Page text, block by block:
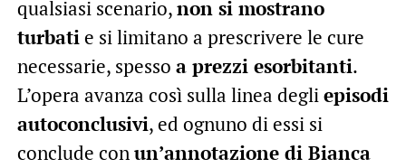
qualsiasi scenario,non si mostrano
turbatie si limitano a prescrivere le cure
necessarie, spesso a prezzi esorbitanti.
L’opera avanza così sulla linea degliepisodi
autoconclusivi, ed ognuno di essi si
conclude conun’annotazione di Bianca